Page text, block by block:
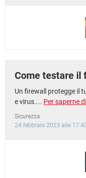
Come testare il
Un firewall protegge il
e virus.... Per saperne
Sicurezza
24 febbraio 2023 alle